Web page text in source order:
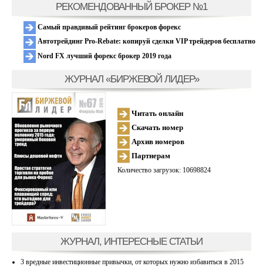
РЕКОМЕНДОВАННЫЙ БРОКЕР №1
Самый правдивый рейтинг брокеров форекс
Автотрейдинг Pro-Rebate: копируй сделки VIP трейдеров бесплатно
Nord FX лучший форекс брокер 2019 года
ЖУРНАЛ «БИРЖЕВОЙ ЛИДЕР»
Читать онлайн
Скачать номер
Архив номеров
Партнерам
Количество загрузок: 10698824
ЖУРНАЛ, ИНТЕРЕСНЫЕ СТАТЬИ
3 вредные инвестиционные привычки, от которых нужно избавиться в 2015